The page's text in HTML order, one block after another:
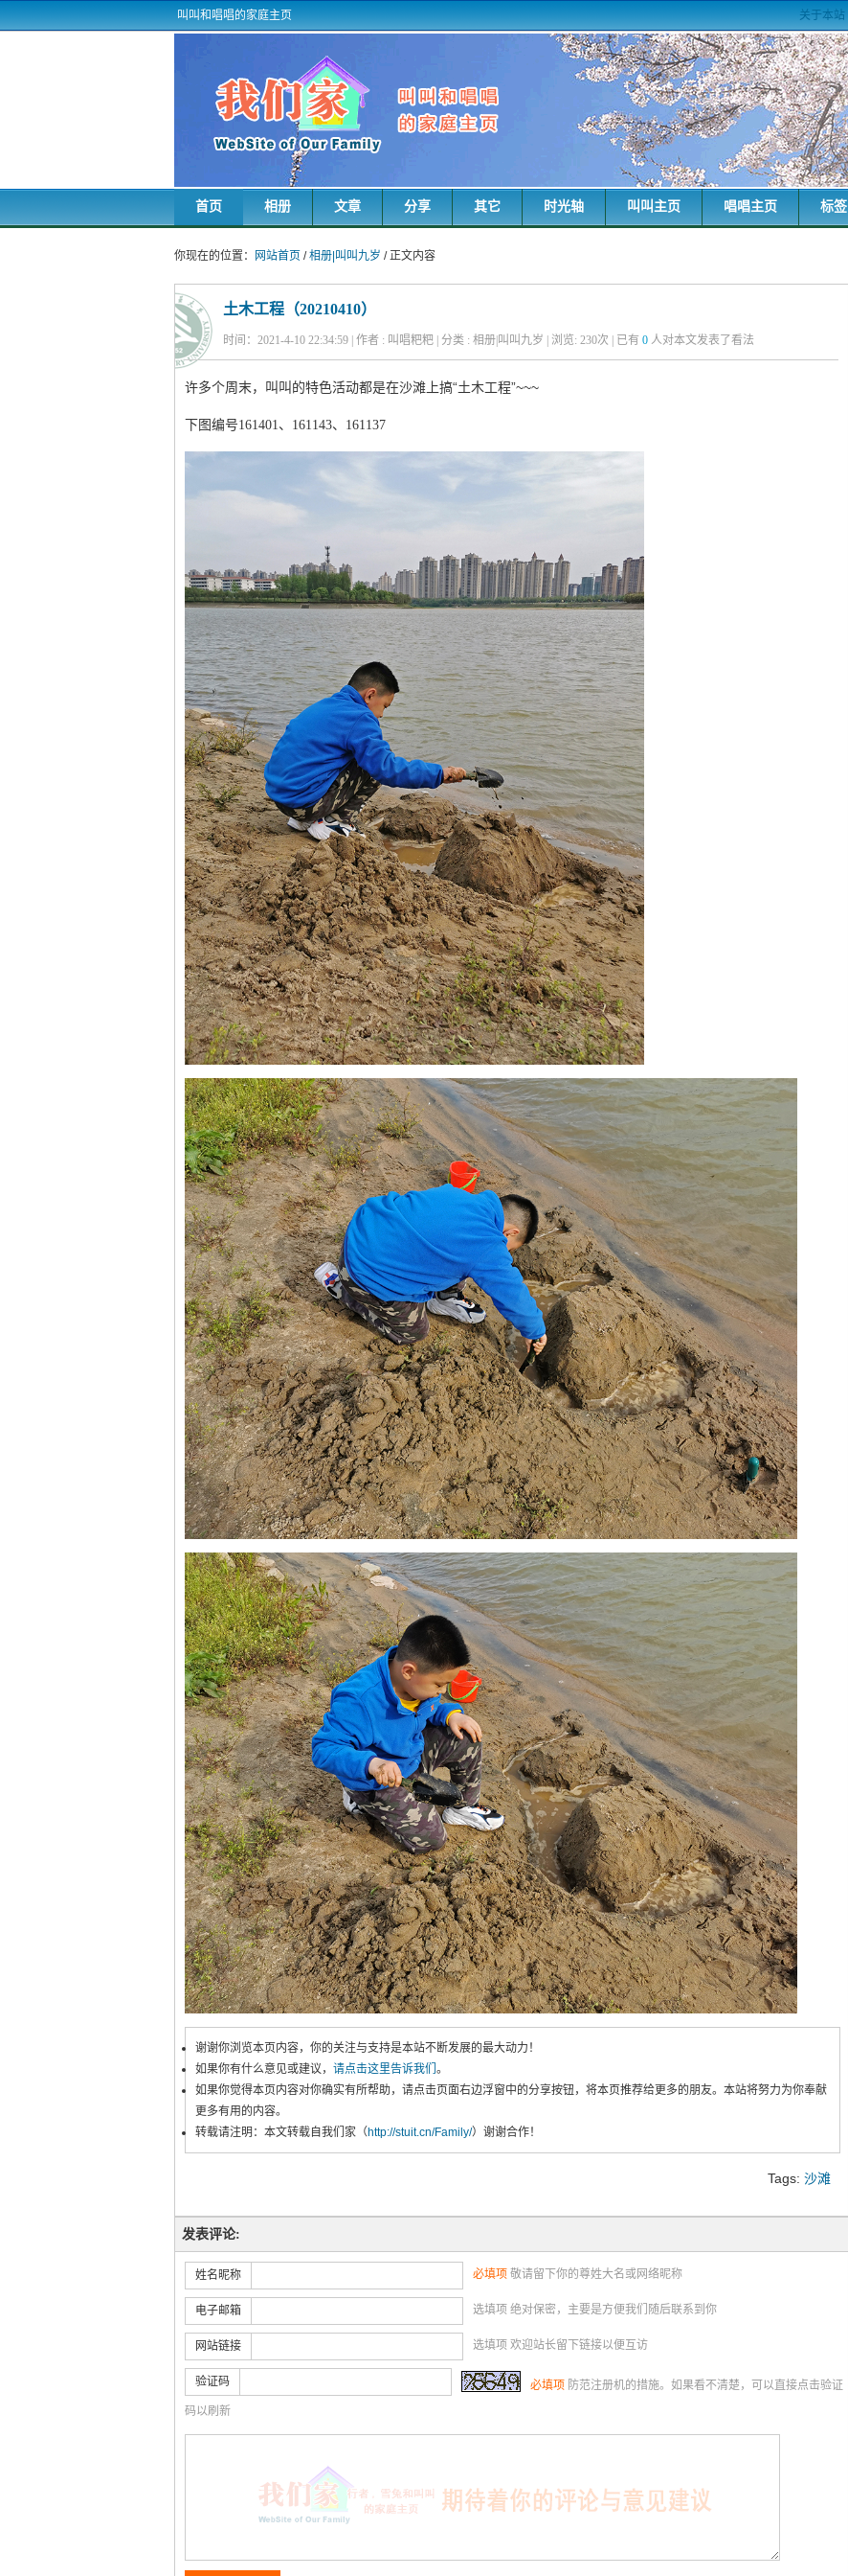
关于本站
叫叫和唱唱的家庭主页
首页 相册 文章 分享 其它 时光轴 叫叫主页 唱唱主页 标签
你现在的位置： 网站首页 /相册|叫叫九岁 / 正文内容
土木工程（20210410）
时间：2021-4-10 22:34:59 | 作者 : 叫唱粑粑 | 分类 : 相册|叫叫九岁 | 浏览: 230次 | 已有 0 人对本文发表了看法
许多个周末，叫叫的特色活动都是在沙滩上搞“土木工程”~~~
下图编号161401、161143、161137
谢谢你浏览本页内容，你的关注与支持是本站不断发展的最大动力！
如果你有什么意见或建议， 请点击这里告诉我们 。
如果你觉得本页内容对你确实有所帮助，请点击页面右边浮窗中的分享按钮，将本页推荐给更多的朋友。本站将努力为你奉献
更多有用的内容。
转载请注明：本文转载自我们家（http://stuit.cn/Family/）谢谢合作！
Tags: 沙滩
发表评论:
姓名昵称 必填项 敬请留下你的尊姓大名或网络昵称
电子邮箱 选填项 绝对保密，主要是方便我们随后联系到你
网站链接 选填项 欢迎站长留下链接以便互访
验证码 必填项 防范注册机的措施。如果看不清楚，可以直接点击验证
码以刷新